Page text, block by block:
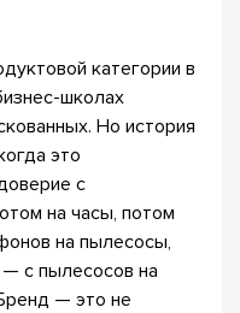
категории в
школах
Но история
это
с
на часы, потом
на пылесосы,
с пылесосов на
— это не